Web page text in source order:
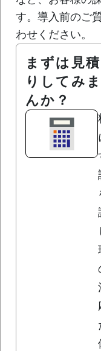
す。導入前のご
わせください。
まずは見
りしてみ
んか？